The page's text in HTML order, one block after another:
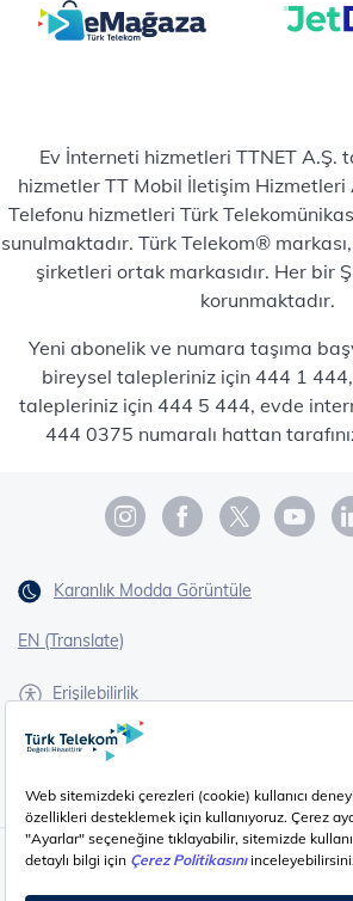
Ev İnterneti hizmetleri TTNET A.Ş.
hizmetler TT Mobil İletişim Hizmetleri
Telefonu hizmetleri Türk
sunulmaktadır. Türk Telekom®
şirketleri ortak markasıdır. Her bir
korunmaktadır.
Yeni abonelik ve numara taşıma
bireysel talepleriniz için 444 1
talepleriniz için 444 5 444, evde
444 0375 numaralı hattan
Karanlık Modda Görüntüle
EN (Translate)
Erişilebilirlik
İşaret Dili Çevirisi